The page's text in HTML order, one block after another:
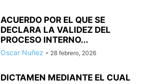
ACUERDO POR EL QUE SE
DECLARA LA VALIDEZ DEL
PROCESO INTERNO...
Oscar Nuñez - 28 febrero, 2026
DICTAMEN MEDIANTE EL CUAL